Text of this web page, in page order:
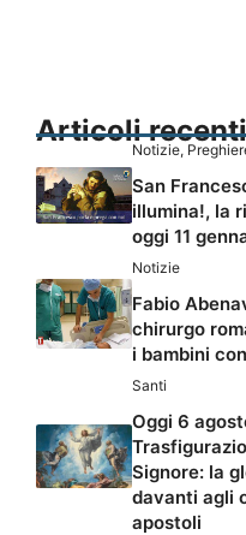
Articoli recenti
Notizie,
San
illumina!, la
oggi 11
Notizie
Fabio
chirurgo
i bambini
Santi
Oggi 6
Signore: la
davanti agli
apostoli